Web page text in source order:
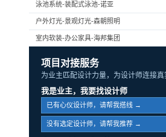
泳池系统-装配式泳池-诺亚
户外灯光-景观灯光-森朝照明
室内软装-办公家具-海邦集团
项目对接服务
为业主匹配设计力量，为设计师连接真
我是业主，我要找设计师
已有心仪设计师，请帮我搭线 →
没有选定设计师，请帮我推荐 →